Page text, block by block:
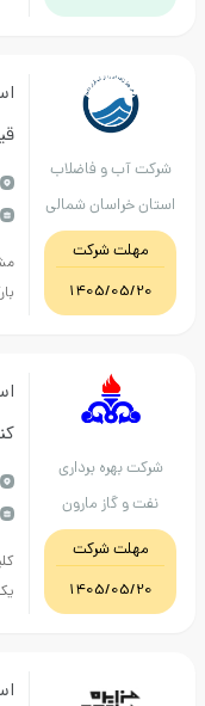
و فاضلاب
شمالی
شرکت
1405/
استعلام
قیمت
خراسان
برق و
مشخصات فنی و
بارگذاری...
برداری
مارون
شرکت
1405/
استعلام
بهره برداری
خوزستان /
ابزار دقیق
کلیه مدارک
یک فایل...
استعلام